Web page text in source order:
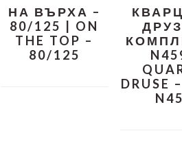
НА ВЪРХА –
80/125 | ON
THE TOP –
80/125
DRUSE